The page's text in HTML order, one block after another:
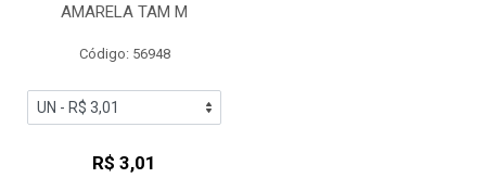
AMARELA TAM M
Código: 56948
R$ 3,01